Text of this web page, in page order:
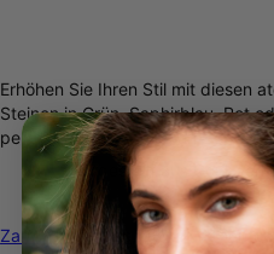
Erhöhen Sie Ihren Stil mit diesen
Steinen in Grün, Saphirblau, Rot
perfekt für den täglichen
Hergestellt aus Gold-
Zarte Halsketten , die ein